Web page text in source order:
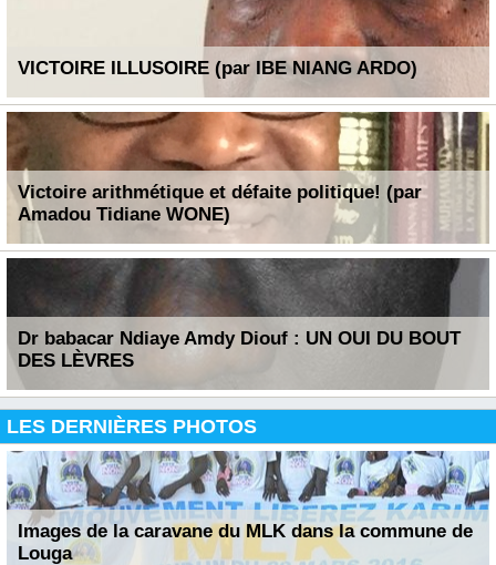
VICTOIRE ILLUSOIRE (par IBE NIANG ARDO)
Victoire arithmétique et défaite politique! (par
Amadou Tidiane WONE)
Dr babacar Ndiaye Amdy Diouf : UN OUI DU BOUT
DES LÈVRES
LES DERNIÈRES PHOTOS
Images de la caravane du MLK dans la commune de
Louga